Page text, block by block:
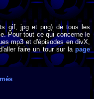
gif, jpg et png) de tous les
Pour tout ce qui concerne le
mp3 et d'épisodes en divX,
faire un tour sur la page